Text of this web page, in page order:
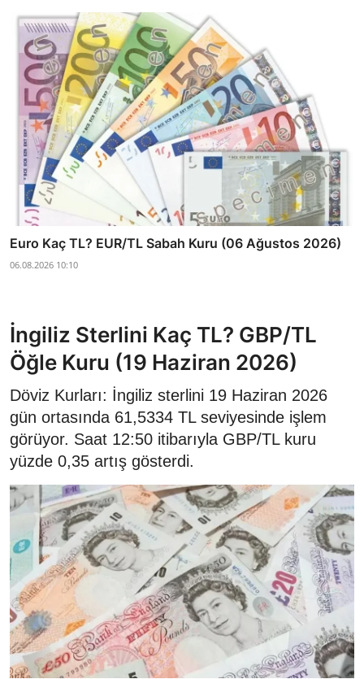
Euro Kaç TL? EUR/TL Sabah Kuru (06 Ağustos 2026)
06.08.2026 10:10
İngiliz Sterlini Kaç TL? GBP/TL
Öğle Kuru (19 Haziran 2026)
Döviz Kurları: İngiliz sterlini 19 Haziran 2026
gün ortasında 61,5334 TL seviyesinde işlem
görüyor. Saat 12:50 itibarıyla GBP/TL kuru
yüzde 0,35 artış gösterdi.